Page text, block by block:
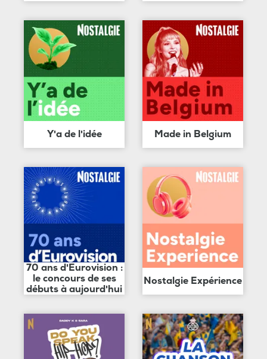
Y'a de l'idée Made in Belgium
70 ans d'Eurovision :
le concours de ses
débuts à aujourd'hui
Nostalgie Expérience